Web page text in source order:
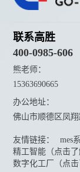
联系高胜
400-0985-606
熊老师：
15363690665
办公地址：
佛山市顺德区凤翔
友情链接：
mes
精工智能（点击
数字化工厂（点